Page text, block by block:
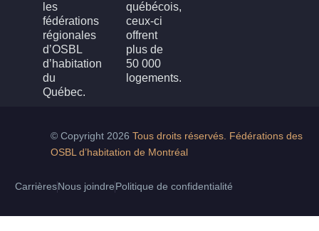
les
fédérations
régionales
d’OSBL
d’habitation
du
Québec.
québécois,
ceux-ci
offrent
plus de
50 000
logements.
© Copyright 2026 Tous droits réservés. Fédérations des
OSBL d’habitation de Montréal
Carrières Nous joindre Politique de confidentialité